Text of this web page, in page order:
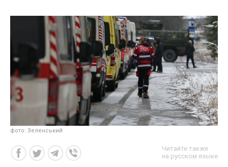
фото: Зеленський
Читайте также
на русском языке